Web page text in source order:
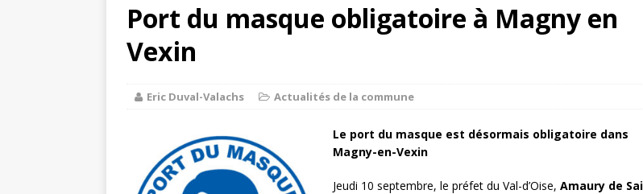
CULTURE
[ 1 août 2026 ] Balade au crépuscule | Villarceaux | 1 août
COMMUNE
[ 6 août 2026 ]
Port du masque obligatoire à Magny en
Vexin
Eric Duval-Valachs Actualités de la commune
Le port du masque est désormais obligatoire dans
Magny-en-Vexin
Jeudi 10 septembre, le préfet du Val-d’Oise, Amaury de